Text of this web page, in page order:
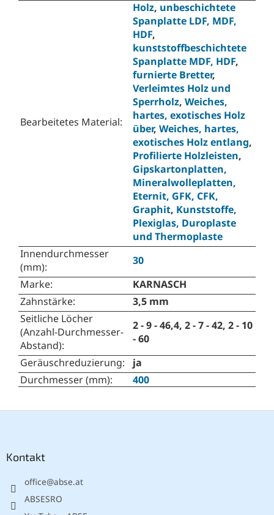
Bearbeitetes Material:
Holz, unbeschichtete
Spanplatte LDF, MDF,
HDF,
kunststoffbeschichtete
Spanplatte MDF, HDF,
furnierte Bretter,
Verleimtes Holz und
Sperrholz, Weiches,
hartes, exotisches Holz
über, Weiches, hartes,
exotisches Holz entlang,
Profilierte Holzleisten,
Gipskartonplatten,
Mineralwolleplatten,
Eternit, GFK, CFK,
Graphit, Kunststoffe,
Plexiglas, Duroplaste
und Thermoplaste
Innendurchmesser
(mm):
30
Marke:
KARNASCH
Zahnstärke:
3,5 mm
Seitliche Löcher
(Anzahl-Durchmesser-
Abstand):
2 - 9 - 46,4, 2 - 7 - 42, 2 - 10
- 60
Geräuschreduzierung:
ja
Durchmesser (mm): 400
Kontakt
office@abse.at
ABSESRO